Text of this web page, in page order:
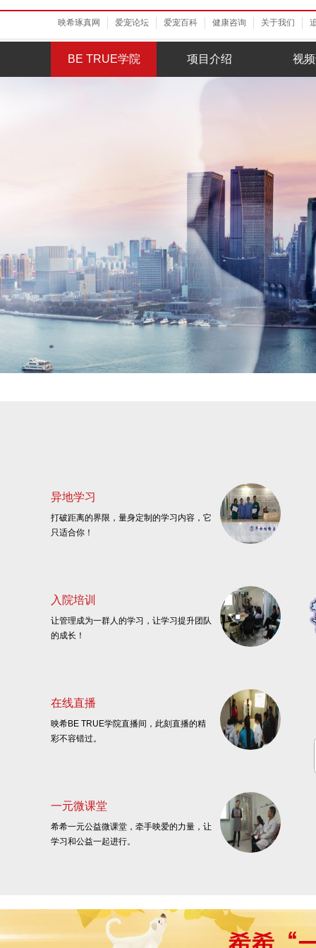
映希琢真网 爱宠论坛 爱宠百科 健康咨询 关于我们
BE TRUE学院 项目介绍 视
异地学习
打破距离的界限，量身定制的学习内容，它
只适合你！
入院培训
让管理成为一群人的学习，让学习提升团队
的成长！
在线直播
映希BE TRUE学院直播间，此刻直播的精
彩不容错过。
一元微课堂
希希一元公益微课堂，牵手映爱的力量，让
学习和公益一起进行。